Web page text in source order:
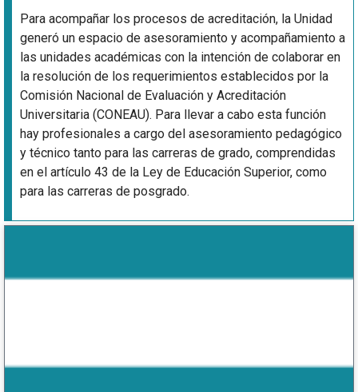
Para acompañar los procesos de acreditación, la Unidad
generó un espacio de asesoramiento y acompañamiento a
las unidades académicas con la intención de colaborar en
la resolución de los requerimientos establecidos por la
Comisión Nacional de Evaluación y Acreditación
Universitaria (CONEAU). Para llevar a cabo esta función
hay profesionales a cargo del asesoramiento pedagógico
y técnico tanto para las carreras de grado, comprendidas
en el artículo 43 de la Ley de Educación Superior, como
para las carreras de posgrado.